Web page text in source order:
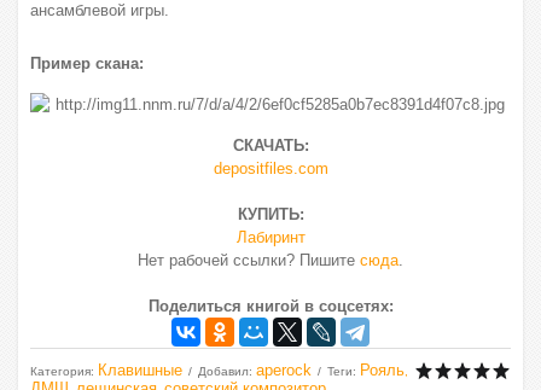
ансамблевой игры.
Пример скана:
СКАЧАТЬ:
depositfiles.com
КУПИТЬ:
Лабиринт
Нет рабочей ссылки? Пишите сюда.
Поделиться книгой в соцсетях:
Категория: Клавишные Добавил: aperock Теги: Рояль